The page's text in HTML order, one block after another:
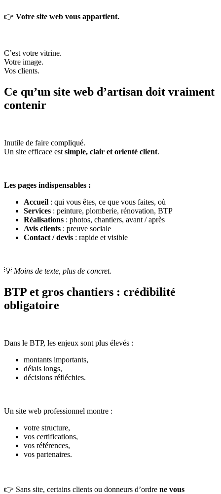
👉 Votre site web vous appartient.
C’est votre vitrine.
Votre image.
Vos clients.
Ce qu’un site web d’artisan doit vraiment
contenir
Inutile de faire compliqué.
Un site efficace est simple, clair et orienté client.
Les pages indispensables :
Accueil : qui vous êtes, ce que vous faites, où
Services : peinture, plomberie, rénovation, BTP
Réalisations : photos, chantiers, avant / après
Avis clients : preuve sociale
Contact / devis : rapide et visible
💡 Moins de texte, plus de concret.
BTP et gros chantiers : crédibilité
obligatoire
Dans le BTP, les enjeux sont plus élevés :
montants importants,
délais longs,
décisions réfléchies.
Un site web professionnel montre :
votre structure,
vos certifications,
vos références,
vos partenaires.
👉 Sans site, certains clients ou donneurs d’ordre ne vous